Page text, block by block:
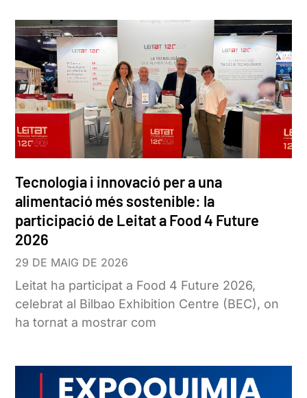
Tecnologia i innovació per a una
alimentació més sostenible: la
participació de Leitat a Food 4 Future
2026
29 DE MAIG DE 2026
Leitat ha participat a Food 4 Future 2026,
celebrat al Bilbao Exhibition Centre (BEC), on
ha tornat a mostrar com